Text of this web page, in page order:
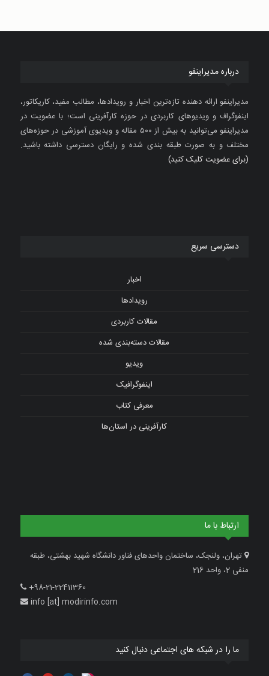
درباره مدیراینفو
مدیراینفو ارائه دهنده تازه‌ترین اخبار و رویدادها، مطالب مفید، کاریکاتور،
اینفوگراف و ویدیوهای کاربردی در حوزه کارآفرینی است؛ با عضویت در
مدیراینفو می‌توانید به بیش از ۵۰۰ مقاله و ویدیوی آموزشی در حوزه‌های
مختلف و به صورت طبقه بندی شده و رایگان دسترسی داشته باشید.
(برای عضویت کلیک کنید)
دسترسی سریع
اخبار
رویدادها
مقالات کاربردی
مقالات دسته‌بندی شده
ویدیو
اینفوگرافیک
معرفی کتاب
کارآفرینی در استان‌ها
ارتباط با ما
تهران، ولنجک، ساختمان واحدهای فناور دانشگاه شهید بهشتی، طبقه
منفی 2، واحد 216
+98-21-22411360
info [at] modirinfo.com
ما را در شبکه های اجتماعی دنبال کنید